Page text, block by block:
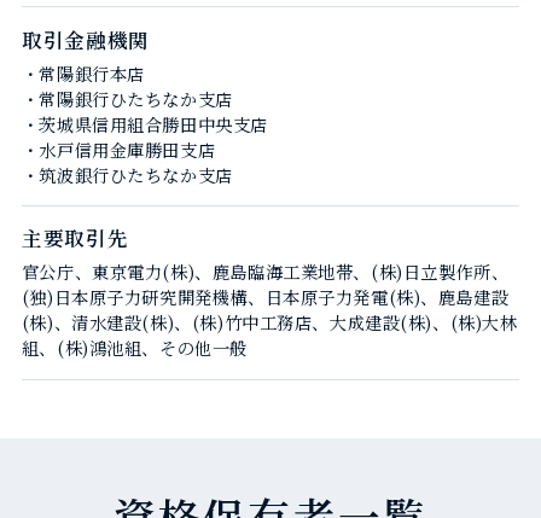
取引金融機関
・常陽銀行本店
・常陽銀行ひたちなか支店
・茨城県信用組合勝田中央支店
・水戸信用金庫勝田支店
・筑波銀行ひたちなか支店
主要取引先
官公庁、東京電力(株)、鹿島臨海工業地帯、(株)日立製作所、
(独)日本原子力研究開発機構、日本原子力発電(株)、鹿島建設
(株)、清水建設(株)、(株)竹中工務店、大成建設(株)、(株)大林
組、(株)鴻池組、その他一般